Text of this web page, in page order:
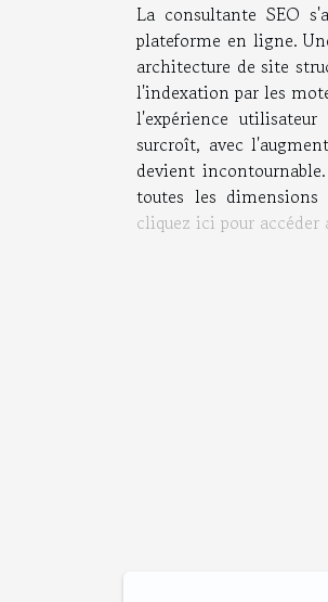
La consultante SEO
plateforme en ligne.
architecture de site
l'indexation par les
l'expérience
surcroît, avec
devient
toutes les dimensions
cliquez ici pour accéder